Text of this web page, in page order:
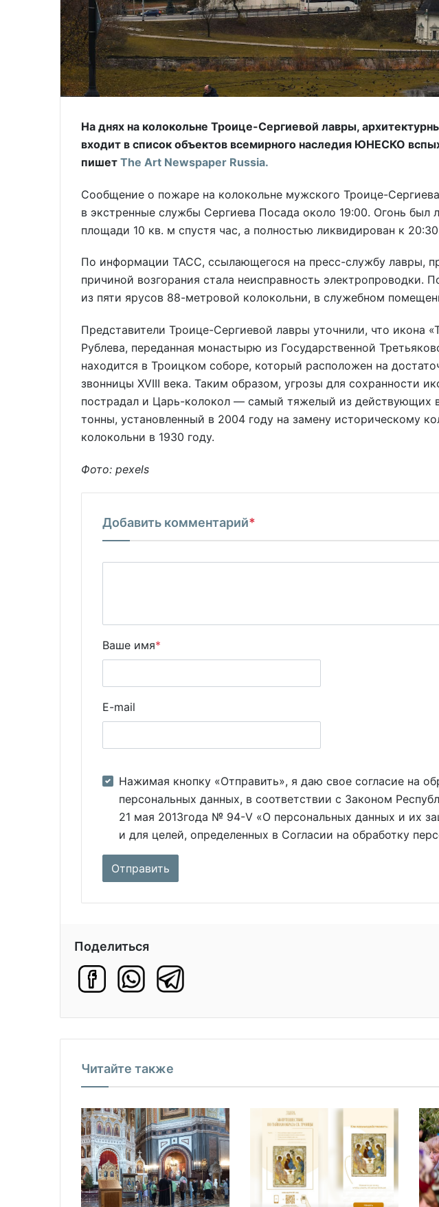
На днях на колокольне Троице-Сергиевой лавры,
входит в список объектов всемирного наследия ЮНЕСКО
пишет The Art Newspaper Russia.
Сообщение о пожаре на колокольне мужского Троице-
в экстренные службы Сергиева Посада около 19:00. Огонь был
площади 10 кв. м спустя час, а полностью ликвидирован к
По информации ТАСС, ссылающегося на пресс-службу лавры,
причиной возгорания стала неисправность электропроводки.
из пяти ярусов 88-метровой колокольни, в служебном
Представители Троице-Сергиевой лавры уточнили, что икона
Рублева, переданная монастырю из Государственной
находится в Троицком соборе, который расположен на
звонницы XVIII века. Таким образом, угрозы для сохранности
пострадал и Царь-колокол — самый тяжелый из действующих
тонны, установленный в 2004 году на замену историческому
колокольни в 1930 году.
Фото: pexels
Добавить комментарий*
Ваше имя*
E-mail
Нажимая кнопку «Отправить», я даю свое согласие на
персональных данных, в соответствии с Законом
21 мая 2013года № 94-V «О персональных данных и их
и для целей, определенных в Согласии на обработку
Поделиться
Читайте также